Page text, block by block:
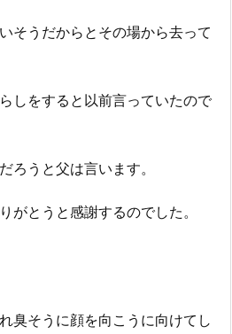
そうだからとその場から去って
しをすると以前言っていたので
ろうと父は言います。
がとうと感謝するのでした。
臭そうに顔を向こうに向けてし